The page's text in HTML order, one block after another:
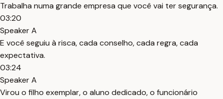
Trabalha numa grande empresa que você vai ter segurança.
03:20
Speaker A
E você seguiu à risca, cada conselho, cada regra, cada
expectativa.
03:24
Speaker A
Virou o filho exemplar, o aluno dedicado, o funcionário